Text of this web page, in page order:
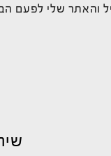
והאתר שלי לפעם